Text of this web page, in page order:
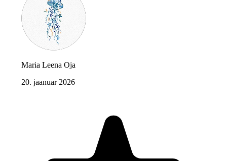
Maria Leena Oja
20. jaanuar 2026